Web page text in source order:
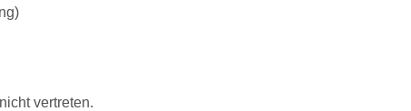
vertreten.